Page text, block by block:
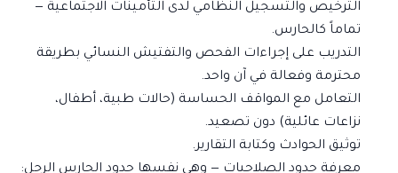
الترخيص والتسجيل النظامي لدى التأمينات الاجتماعية —
تماماً كالحارس.
التدريب على إجراءات الفحص والتفتيش النسائي بطريقة
محترمة وفعالة في آن واحد.
التعامل مع المواقف الحساسة (حالات طبية، أطفال،
نزاعات عائلية) دون تصعيد.
توثيق الحوادث وكتابة التقارير.
معرفة حدود الصلاحيات — وهي نفسها حدود الحارس الرجل: